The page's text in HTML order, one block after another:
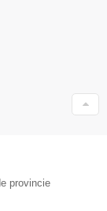
provincie